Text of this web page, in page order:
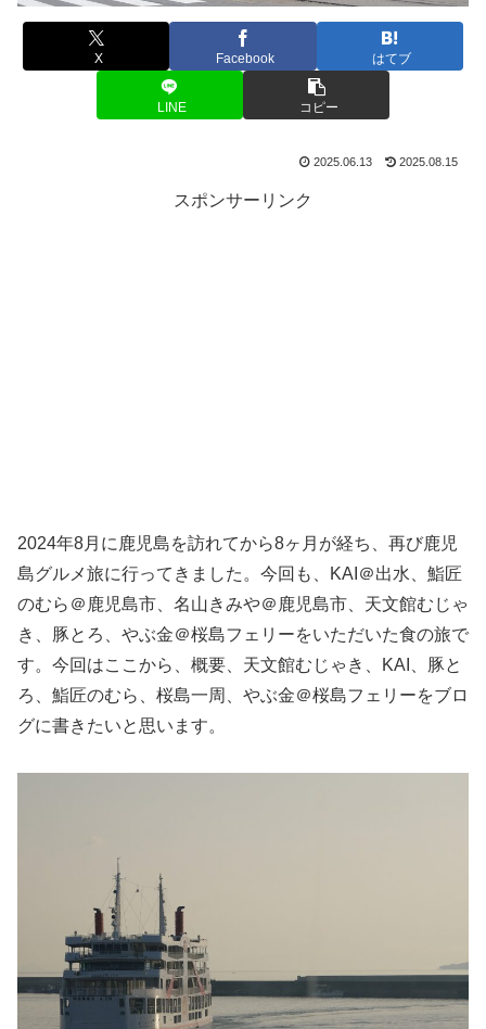
X Facebook はてブ
LINE コピー
2025.06.13 2025.08.15
スポンサーリンク
2024年8月に鹿児島を訪れてから8ヶ月が経ち、再び鹿児
島グルメ旅に行ってきました。今回も、KAI＠出水、鮨匠
のむら＠鹿児島市、名山きみや＠鹿児島市、天文館むじゃ
き、豚とろ、やぶ金＠桜島フェリーをいただいた食の旅で
す。今回はここから、概要、天文館むじゃき、KAI、豚と
ろ、鮨匠のむら、桜島一周、やぶ金＠桜島フェリーをブロ
グに書きたいと思います。